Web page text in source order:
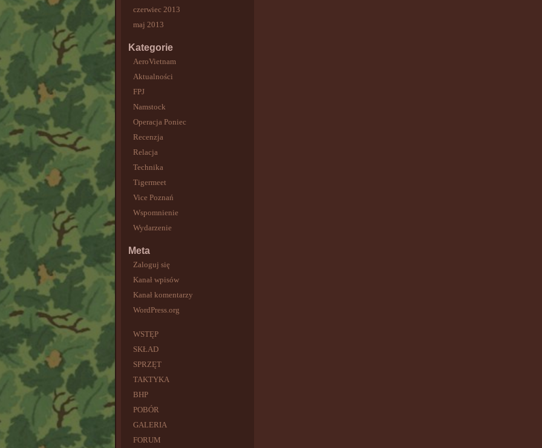
czerwiec 2013
maj 2013
Kategorie
AeroVietnam
Aktualności
FPJ
Namstock
Operacja Poniec
Recenzja
Relacja
Technika
Tigermeet
Vice Poznań
Wspomnienie
Wydarzenie
Meta
Zaloguj się
Kanał wpisów
Kanał komentarzy
WordPress.org
WSTĘP
SKŁAD
SPRZĘT
TAKTYKA
BHP
POBÓR
GALERIA
FORUM